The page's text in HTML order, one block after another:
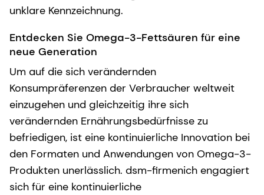
unklare Kennzeichnung.
Entdecken Sie Omega-3-Fettsäuren für eine
neue Generation
Um auf die sich verändernden
Konsumpräferenzen der Verbraucher weltweit
einzugehen und gleichzeitig ihre sich
verändernden Ernährungsbedürfnisse zu
befriedigen, ist eine kontinuierliche Innovation bei
den Formaten und Anwendungen von Omega-3-
Produkten unerlässlich. dsm-firmenich engagiert
sich für eine kontinuierliche